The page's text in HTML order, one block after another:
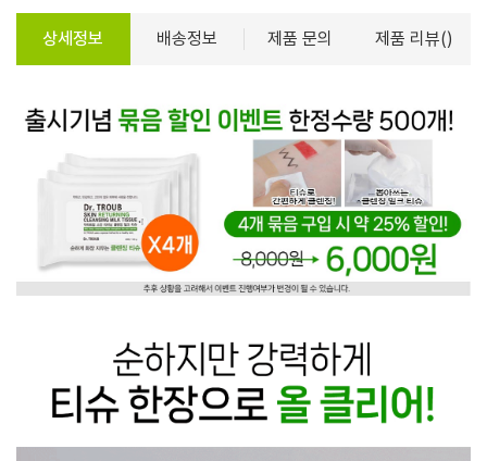
상세정보 배송정보 제품 문의 제품 리뷰()